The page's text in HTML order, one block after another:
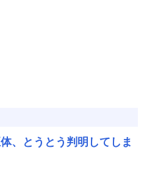
、とうとう判明してしま